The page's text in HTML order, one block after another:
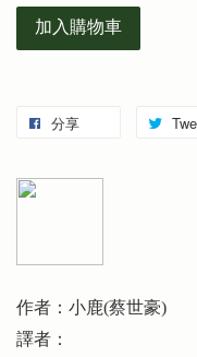
加入購物車
分享
作者：小鹿(蔡世豪)
譯者：